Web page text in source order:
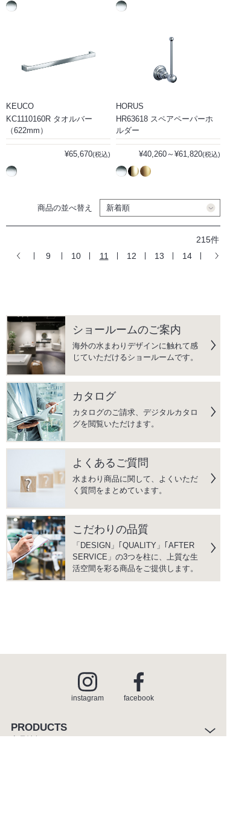
KEUCO
KC1110160R タオルバー
（622mm）
¥65,670(税込)
HORUS
HR63618 スペアペーパーホ
ルダー
¥40,260～¥61,820(税込)
商品の並べ替え
215件
9
10 11 12 13 14
ショールームのご案内
海外の水まわりデザインに触れて感
じていただけるショールームです。
カタログ
カタログのご請求、デジタルカタロ
グを閲覧いただけます。
よくあるご質問
水まわり商品に関して、よくいただ
く質問をまとめています。
こだわりの品質
「DESIGN」｢QUALITY」｢AFTER
SERVICE」の3つを柱に、上質な生
活空間を彩る商品をご提供します。
instagram facebook
PRODUCTS